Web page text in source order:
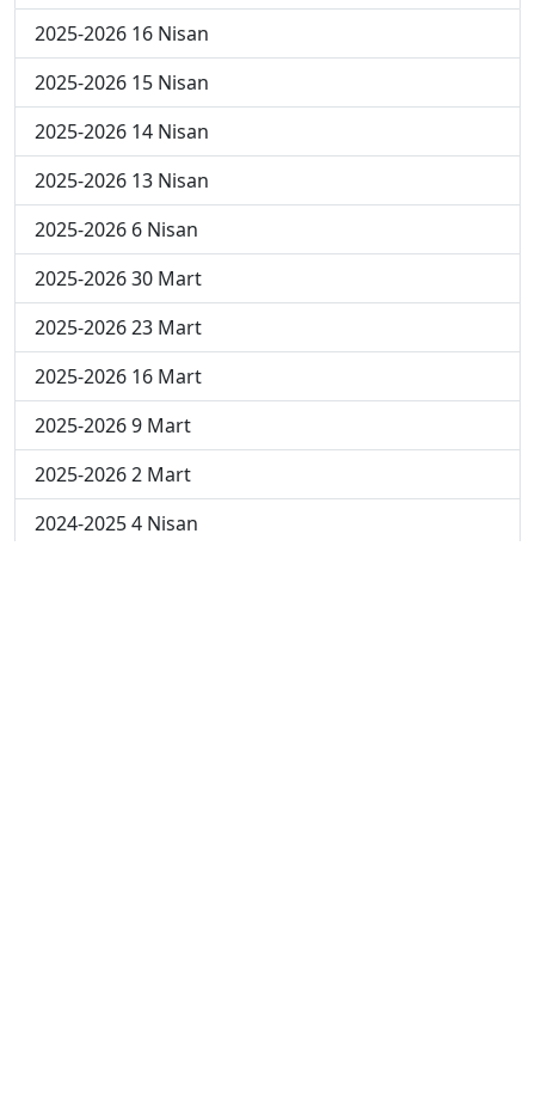
2025-2026 16 Nisan
2025-2026 15 Nisan
2025-2026 14 Nisan
2025-2026 13 Nisan
2025-2026 6 Nisan
2025-2026 30 Mart
2025-2026 23 Mart
2025-2026 16 Mart
2025-2026 9 Mart
2025-2026 2 Mart
2024-2025 4 Nisan